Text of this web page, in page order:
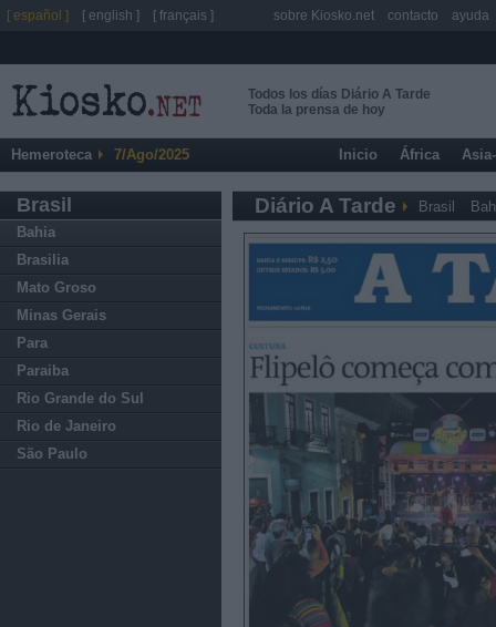
Todos los días Diário A Tarde
Toda la prensa de hoy
Hemeroteca 7/Ago/2025 Inicio África
Brasil
Bahia
Brasilia
Mato Groso
Minas Gerais
Para
Paraiba
Rio Grande do Sul
Rio de Janeiro
São Paulo
Diário A Tarde Brasil
[ español ] [ english ] [ français ] sobre Kiosko.net contacto ayuda